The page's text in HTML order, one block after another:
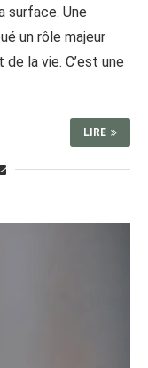
surface. Une
un rôle majeur
la vie. C’est une
LIRE